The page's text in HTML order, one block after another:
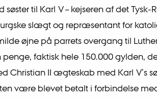
søster til Karl V – kejseren af det Tysk-
slægt og repræsentant for
øjne på parrets overgang til
faktisk hele 150.000 gylden,
Christian II ægteskab med Karl V’s
være blevet betalt i forbindelse